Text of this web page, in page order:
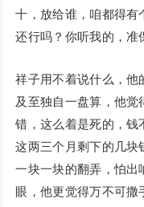
十，放给谁，咱都得有
还行吗？你听我的，准
祥子用不着说什么，他
及至独自一盘算，他
错，这么着是死的，钱
这两三个月剩下的几
一块一块的翻弄，怕出
眼，他更觉得万不可撒